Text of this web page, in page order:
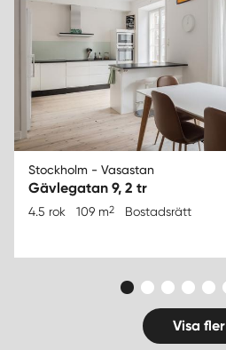
Stockholm - Vasastan
Gävlegatan 9, 2 tr
4.5 rok 109 m2 Bostadsrätt
Visa fler